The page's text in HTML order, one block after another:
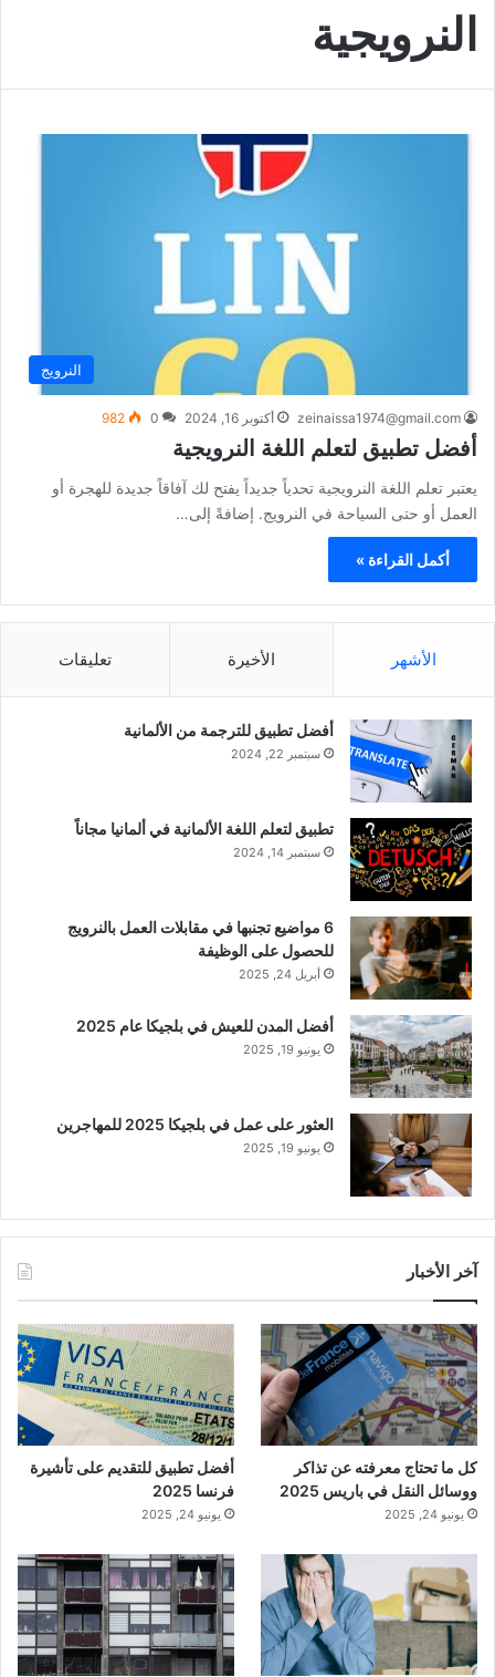
النرويجية
النرويج
zeinaissa1974@gmail.com أكتوبر 16, 2024 0
982
أفضل تطبيق لتعلم اللغة النرويجية
يعتبر تعلم اللغة النرويجية تحدياً جديداً يفتح لك آفاقاً جديدة للهجرة أو
العمل أو حتى السياحة في النرويج. إضافةً إلى…
أكمل القراءة »
الأشهر الأخيرة تعليقات
أفضل تطبيق للترجمة من الألمانية
سبتمبر 22, 2024
تطبيق لتعلم اللغة الألمانية في ألمانيا مجاناً
سبتمبر 14, 2024
6 مواضيع تجنبها في مقابلات العمل بالنرويج
للحصول على الوظيفة
أبريل 24, 2025
أفضل المدن للعيش في بلجيكا عام 2025
يونيو 19, 2025
العثور على عمل في بلجيكا 2025 للمهاجرين
يونيو 19, 2025
آخر الأخبار
كل ما تحتاج معرفته عن تذاكر
ووسائل النقل في باريس 2025
يونيو 24, 2025
أفضل تطبيق للتقديم على تأشيرة
فرنسا 2025
يونيو 24, 2025